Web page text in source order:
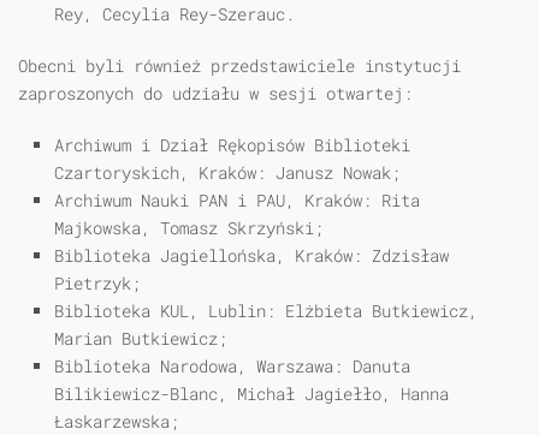
Rey, Cecylia Rey-Szerauc.
Obecni byli również przedstawiciele instytucji
zaproszonych do udziału w sesji otwartej:
Archiwum i Dział Rękopisów Biblioteki
Czartoryskich, Kraków: Janusz Nowak;
Archiwum Nauki PAN i PAU, Kraków: Rita
Majkowska, Tomasz Skrzyński;
Biblioteka Jagiellońska, Kraków: Zdzisław
Pietrzyk;
Biblioteka KUL, Lublin: Elżbieta Butkiewicz,
Marian Butkiewicz;
Biblioteka Narodowa, Warszawa: Danuta
Bilikiewicz-Blanc, Michał Jagiełło, Hanna
Łaskarzewska;